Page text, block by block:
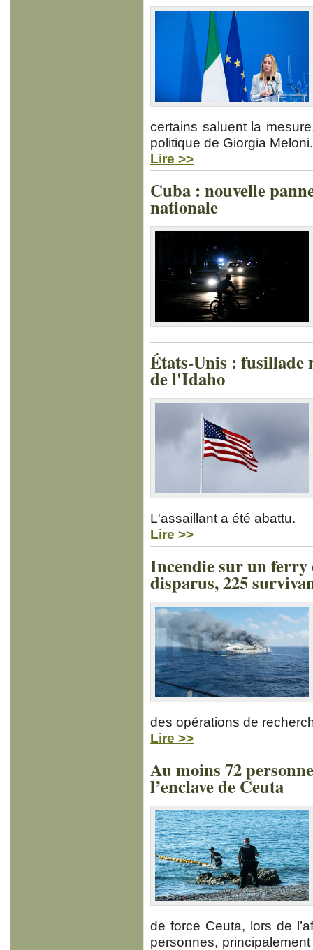
certains saluent la
politique de Giorgia Meloni.
Lire >>
Cuba : nouvelle
nationale
États-Unis : fusillade
de l'Idaho
L'assaillant a été abattu.
Lire >>
Incendie sur un ferry
disparus, 225
des opérations de
Lire >>
Au moins 72
l’enclave de Ceuta
de force Ceuta, lors de
personnes,